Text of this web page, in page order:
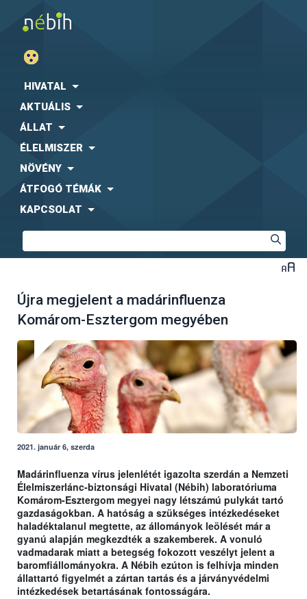
HIVATAL
AKTUÁLIS
ÁLLAT
ÉLELMISZER
NÖVÉNY
ÁTFOGÓ TÉMÁK
KAPCSOLAT
Újra megjelent a madárinfluenza
Komárom-Esztergom megyében
2021. január 6, szerda
Madárinfluenza vírus jelenlétét igazolta szerdán a Nemzeti
Élelmiszerlánc-biztonsági Hivatal (Nébih) laboratóriuma
Komárom-Esztergom megyei nagy létszámú pulykát tartó
gazdaságokban. A hatóság a szükséges intézkedéseket
haladéktalanul megtette, az állományok leölését már a
gyanú alapján megkezdték a szakemberek. A vonuló
vadmadarak miatt a betegség fokozott veszélyt jelent a
baromfiállományokra. A Nébih ezúton is felhívja minden
állattartó figyelmét a zártan tartás és a járványvédelmi
intézkedések betartásának fontosságára.